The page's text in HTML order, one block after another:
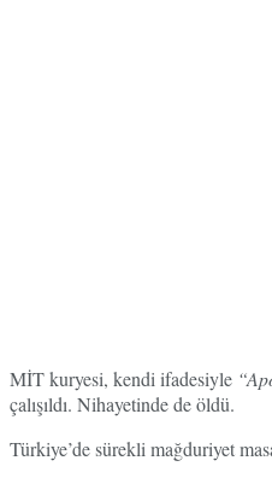
MİT kuryesi, kendi ifadesiyle
çalışıldı. Nihayetinde de öldü.
Türkiye’de sürekli mağduriyet